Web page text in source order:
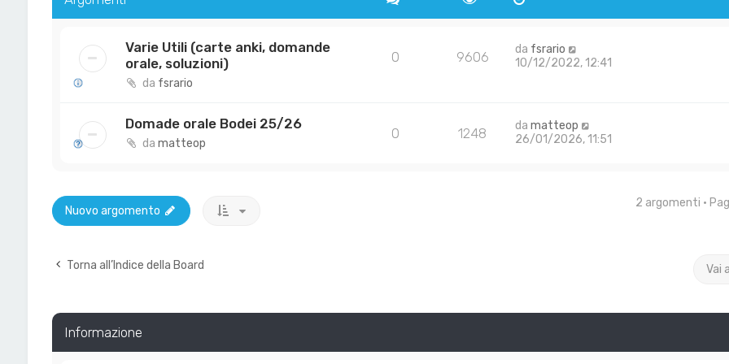
Varie Utili (carte anki, domande
orale, soluzioni)
da fsrario
0 9606 da fsrario
10/12/2022, 12:41
Domade orale Bodei 25/26
da matteop
0 1248 damatteop
26/01/2026, 11:51
Nuovo argomento
2 argomenti •
Torna all’Indice della Board Vai a
Informazione